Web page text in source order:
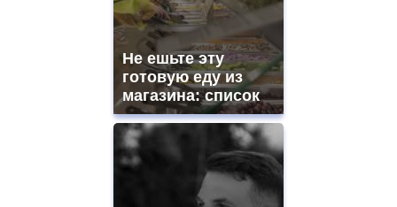
Не ешьте эту
готовую еду из
магазина: список